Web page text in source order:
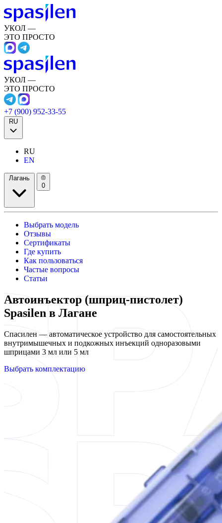
УКОЛ —
ЭТО ПРОСТО
УКОЛ —
ЭТО ПРОСТО
+7 (900) 952-33-55
RU
RU
EN
Лагань
0
Выбрать модель
Отзывы
Сертификаты
Где купить
Как пользоваться
Частые вопросы
Статьи
Автоинъектор (шприц-пистолет)
Spasilen в Лагане
Спасилен — автоматическое устройство для самостоятельных
внутримышечных и подкожных инъекций одноразовыми
шприцами 3 мл или 5 мл
Выбрать комплектацию